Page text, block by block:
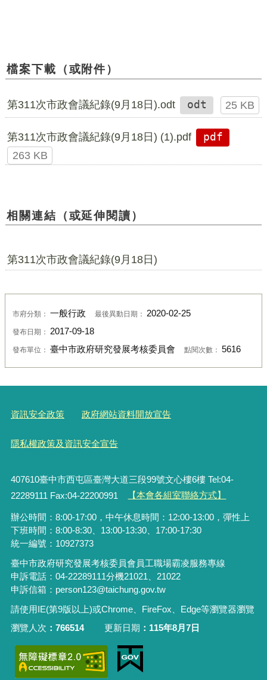
檔案下載（或附件）
第311次市政會議紀錄(9月18日).odt odt 25 KB
第311次市政會議紀錄(9月18日) (1).pdf
pdf
263 KB
相關連結（或延伸閱讀）
第311次市政會議紀錄(9月18日)
市府分類： 一般行政 最後異動日期： 2020-02-25
發布日期： 2017-09-18
發布單位： 臺中市政府研究發展考核委員會 點閱次數： 5616
資訊安全政策 政府網站資料開放宣告
隱私權政策及資訊安全宣告
407610臺中市西屯區臺灣大道三段99號文心樓6樓 Tel:04-
22289111 Fax:04-22200991
【本會各組室聯絡方式】
辦公時間：8:00-17:00，中午休息時間：12:00-13:00，彈性上
下班時間：8:00-8:30、13:00-13:30、17:00-17:30
統一編號：10927373
臺中市政府研究發展考核委員會員工職場霸凌服務專線
申訴電話：04-22289111分機21021、21022
申訴信箱：person123@taichung.gov.tw
請使用IE(第9版以上)或Chrome、FireFox、Edge等瀏覽器瀏覽
瀏覽人次
766514 更新日期 115年8月7日